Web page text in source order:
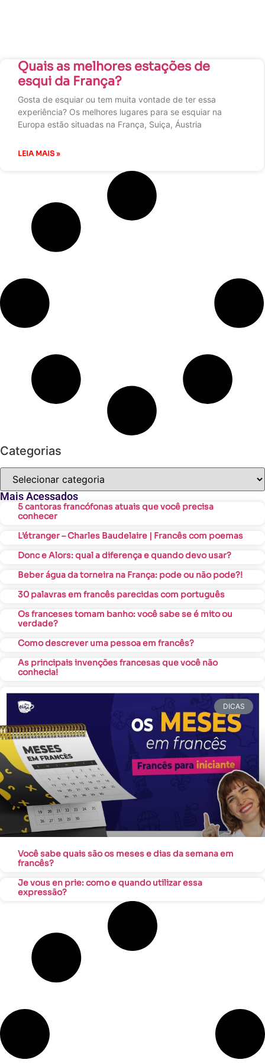
Quais as melhores estações de
esqui da França?
Gosta de esquiar ou tem muita vontade de ter essa
experiência? Os melhores lugares para se esquiar na
Europa estão situadas na França, Suiça, Áustria
LEIA MAIS »
Categorias
Mais Acessados
5 cantoras francófonas atuais que você precisa
conhecer
L’étranger – Charles Baudelaire | Francês com poemas
Donc e Alors: qual a diferença e quando devo usar?
Beber água da torneira na França: pode ou não pode?!
30 palavras em francês parecidas com português
Os franceses tomam banho: você sabe se é mito ou
verdade?
Como descrever uma pessoa em francês?
As principais invenções francesas que você não
conhecia!
DICAS
Você sabe quais são os meses e dias da semana em
francês?
Je vous en prie: como e quando utilizar essa
expressão?